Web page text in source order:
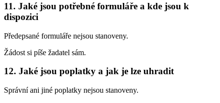
11. Jaké jsou potřebné formuláře a kde jsou k
dispozici
Předepsané formuláře nejsou stanoveny.
Žádost si píše žadatel sám.
12. Jaké jsou poplatky a jak je lze uhradit
Správní ani jiné poplatky nejsou stanoveny.